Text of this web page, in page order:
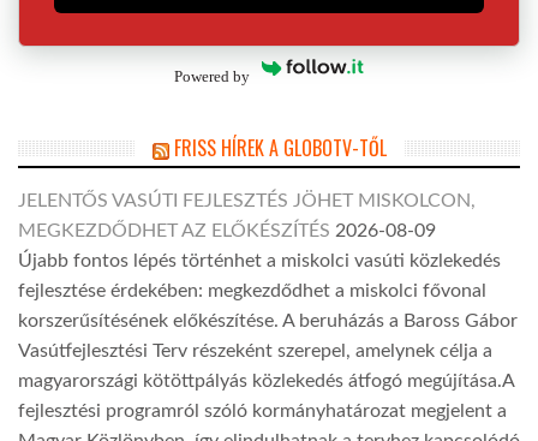
Powered by
FRISS HÍREK A GLOBOTV-TŐL
JELENTŐS VASÚTI FEJLESZTÉS JÖHET MISKOLCON,
MEGKEZDŐDHET AZ ELŐKÉSZÍTÉS 2026-08-09
Újabb fontos lépés történhet a miskolci vasúti közlekedés
fejlesztése érdekében: megkezdődhet a miskolci fővonal
korszerűsítésének előkészítése. A beruházás a Baross Gábor
Vasútfejlesztési Terv részeként szerepel, amelynek célja a
magyarországi kötöttpályás közlekedés átfogó megújítása.A
fejlesztési programról szóló kormányhatározat megjelent a